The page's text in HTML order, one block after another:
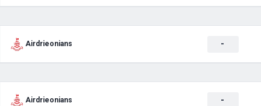
Airdrieonians -
Airdrieonians -